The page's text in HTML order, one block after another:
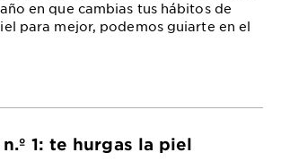
en que cambias tus hábitos de
para mejor, podemos guiarte en el
1: te hurgas la piel